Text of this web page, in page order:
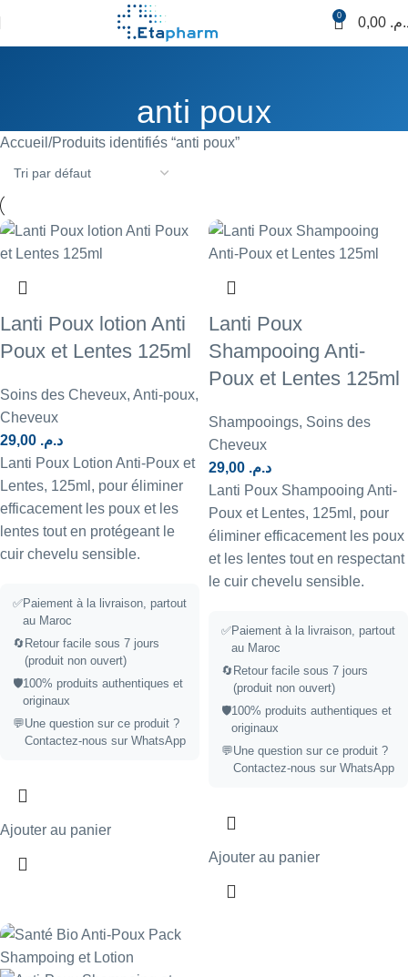
0
anti poux
Accueil Produits identifiés “anti poux”
Lanti Poux lotion Anti
Poux et Lentes 125ml
Soins des Cheveux, Anti-poux,
Cheveux
د.م.
Lanti Poux Lotion Anti-Poux et
Lentes, 125ml, pour éliminer
efficacement les poux et les
lentes tout en protégeant le
cuir chevelu sensible.
✅Paiement à la livraison, partout
au Maroc
🔄 Retour facile sous 7 jours
(produit non ouvert)
🛡️100% produits authentiques et
originaux
💬Une question sur ce produit ?
Contactez-nous sur WhatsApp
Ajouter au panier
Lanti Poux
Shampooing Anti-
Poux et Lentes 125ml
Shampooings, Soins des
Cheveux
د.م.
Lanti Poux Shampooing Anti-
Poux et Lentes, 125ml, pour
éliminer efficacement les poux
et les lentes tout en respectant
le cuir chevelu sensible.
✅Paiement à la livraison, partout
au Maroc
🔄 Retour facile sous 7 jours
(produit non ouvert)
🛡️100% produits authentiques et
originaux
💬Une question sur ce produit ?
Contactez-nous sur WhatsApp
Ajouter au panier